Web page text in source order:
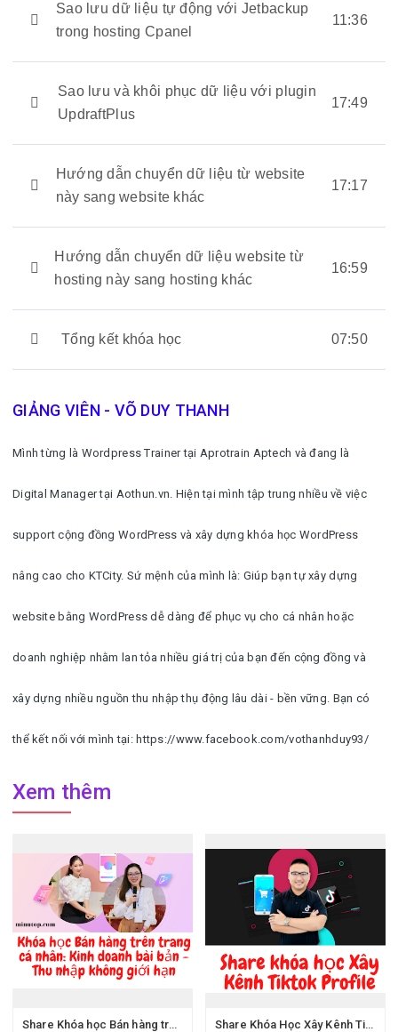
Sao lưu dữ liệu tự động với Jetbackup
trong hosting Cpanel
11:36
Sao lưu và khôi phục dữ liệu với plugin
UpdraftPlus
17:49
Hướng dẫn chuyển dữ liệu từ website
này sang website khác
17:17
Hướng dẫn chuyển dữ liệu website từ
hosting này sang hosting khác
16:59
Tổng kết khóa học 07:50
GIẢNG VIÊN - VÕ DUY THANH
Mình từng là Wordpress Trainer tại Aprotrain Aptech và đang là
Digital Manager tại Aothun.vn. Hiện tại mình tập trung nhiều về việc
support cộng đồng WordPress và xây dựng khóa học WordPress
nâng cao cho KTCity. Sứ mệnh của mình là: Giúp bạn tự xây dựng
website bằng WordPress dễ dàng để phục vụ cho cá nhân hoặc
doanh nghiệp nhằm lan tỏa nhiều giá trị của bạn đến cộng đồng và
xây dựng nhiều nguồn thu nhập thụ động lâu dài - bền vững. Bạn có
thể kết nối với mình tại: https://www.facebook.com/vothanhduy93/
Xem thêm
Share Khóa học Bán hàng trên trang cá nhân: Kinh doanh bài bản - Thu nhập không giới hạn Của PingGo Việt Nam
Share Khóa Học Xây Kênh Tiktok Profile Để Bán Hàng Mà Không Cần Chạy Quảng Cáo của Bằng Công Tạ